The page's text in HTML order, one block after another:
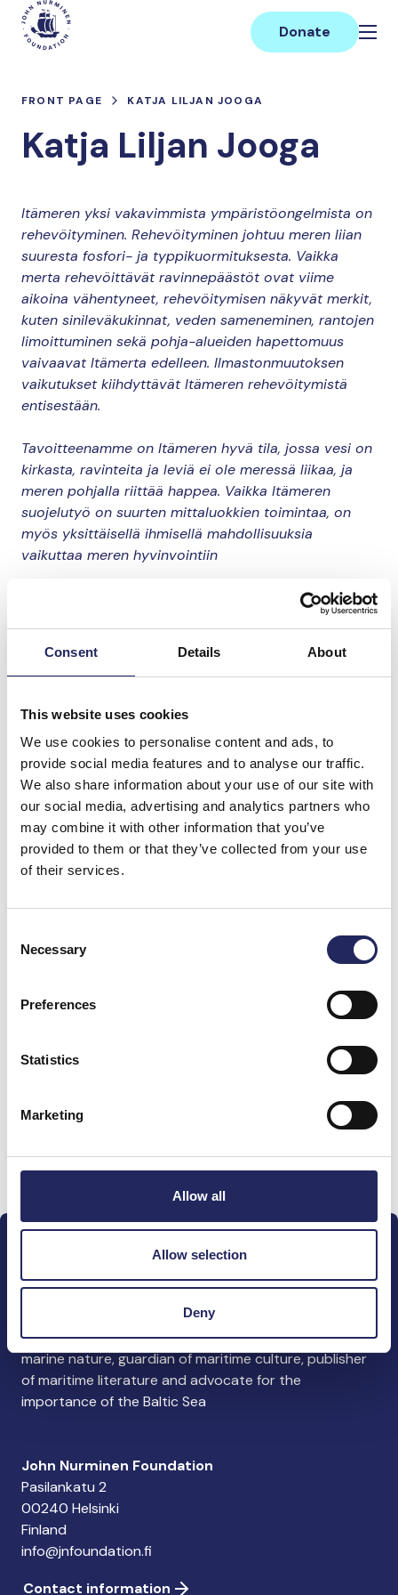
Consent Details About
This website uses cookies
We use cookies to personalise content and ads, to
provide social media features and to analyse our traffic.
We also share information about your use of our site with
our social media, advertising and analytics partners who
may combine it with other information that you’ve
provided to them or that they’ve collected from your use
of their services.
Selection
Necessary
Preferences
Statistics
Marketing
Allow all
Allow selection
Deny
Skip
content
Main
Donate
FRONT PAGE KATJA LILJAN JOOGA
Katja Liljan Jooga
Itämeren yksi vakavimmista ympäristöongelmista on
rehevöityminen. Rehevöityminen johtuu meren liian
suuresta fosfori- ja typpikuormituksesta. Vaikka
merta rehevöittävät ravinnepäästöt ovat viime
aikoina vähentyneet, rehevöitymisen näkyvät merkit,
kuten sinileväkukinnat, veden sameneminen, rantojen
limoittuminen sekä pohja-alueiden hapettomuus
vaivaavat Itämerta edelleen. Ilmastonmuutoksen
vaikutukset kiihdyttävät Itämeren rehevöitymistä
entisestään.
Tavoitteenamme on Itämeren hyvä tila, jossa vesi on
kirkasta, ravinteita ja leviä ei ole meressä liikaa, ja
meren pohjalla riittää happea. Vaikka Itämeren
suojelutyö on suurten mittaluokkien toimintaa, on
myös yksittäisellä ihmisellä mahdollisuuksia
vaikuttaa meren hyvinvointiin
Total team donations:
Donations made to the
Donate and join this team
The John Nurminen Foundation is a protector of
marine nature, guardian of maritime culture, publisher
of maritime literature and advocate for the
importance of the Baltic Sea
John Nurminen Foundation
Pasilankatu 2
00240 Helsinki
Finland
info@jnfoundation.fi
Contact information